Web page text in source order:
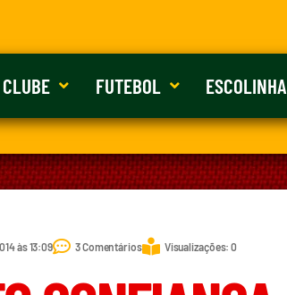
FUTEBOL ESCOLINHA
às 13:09 3 Comentários Visualizações: 0